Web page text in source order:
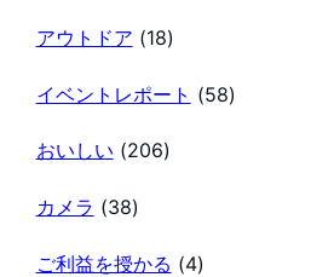
アウトドア (18)
イベントレポート (58)
おいしい (206)
カメラ (38)
ご利益を授かる (4)